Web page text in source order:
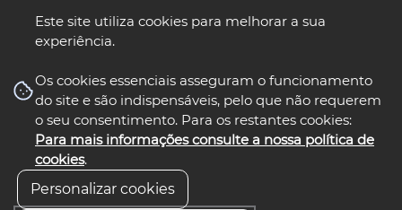
Este site utiliza cookies para melhorar a sua
experiência.
Os cookies essenciais asseguram o funcionamento
do site e são indispensáveis, pelo que não requerem
o seu consentimento. Para os restantes cookies:
Para mais informações consulte a nossa política de
cookies.
Personalizar cookies
nos select language